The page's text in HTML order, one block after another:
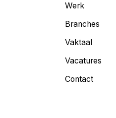
Werk
Branches
Vaktaal
Vacatures
Contact